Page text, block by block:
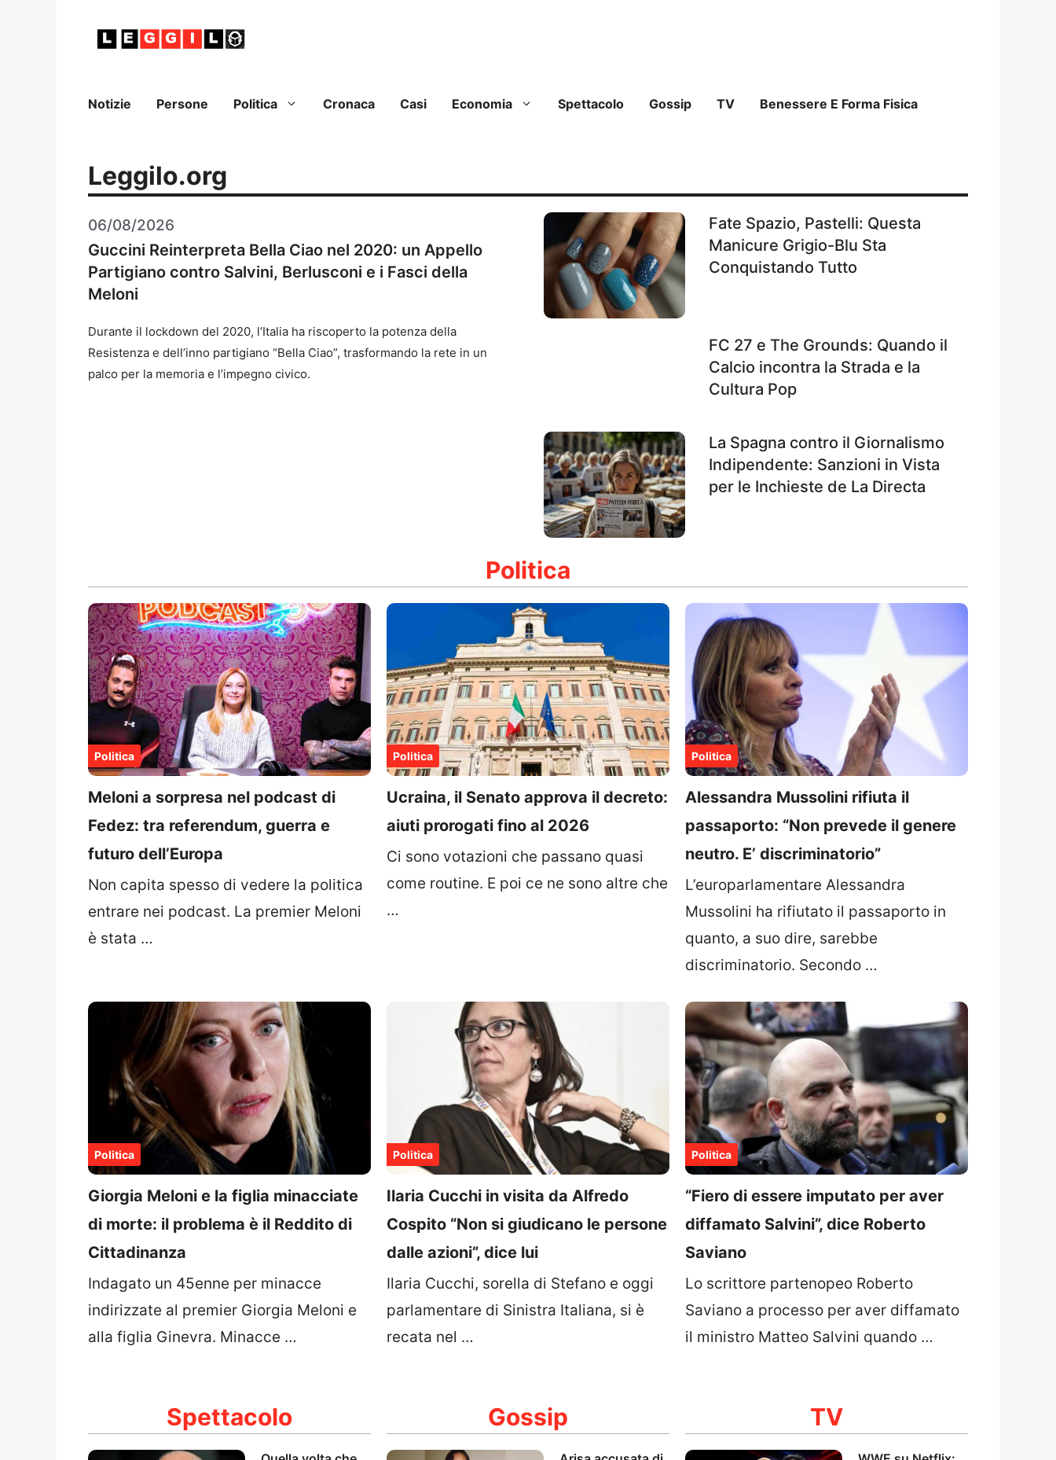
Notizie Persone Politica Cronaca Casi Economia Spettacolo Gossip TV Benessere E Forma Fisica
Leggilo.org
06/08/2026
Guccini Reinterpreta Bella Ciao nel 2020: un Appello
Partigiano contro Salvini, Berlusconi e i Fasci della
Meloni
Durante il lockdown del 2020, l’Italia ha riscoperto la potenza della
Resistenza e dell’inno partigiano “Bella Ciao”, trasformando la rete in un
palco per la memoria e l’impegno civico.
Fate Spazio, Pastelli: Questa
Manicure Grigio-Blu Sta
Conquistando Tutto
FC 27 e The Grounds: Quando il
Calcio incontra la Strada e la
Cultura Pop
La Spagna contro il Giornalismo
Indipendente: Sanzioni in Vista
per le Inchieste de La Directa
Politica
Politica
Meloni a sorpresa nel podcast di
Fedez: tra referendum, guerra e
futuro dell’Europa
Non capita spesso di vedere la politica
entrare nei podcast. La premier Meloni
è stata …
Politica
Ucraina, il Senato approva il decreto:
aiuti prorogati fino al 2026
Ci sono votazioni che passano quasi
come routine. E poi ce ne sono altre che
…
Politica
Alessandra Mussolini rifiuta il
passaporto: “Non prevede il genere
neutro. E’ discriminatorio”
L’europarlamentare Alessandra
Mussolini ha rifiutato il passaporto in
quanto, a suo dire, sarebbe
discriminatorio. Secondo …
Politica
Giorgia Meloni e la figlia minacciate
di morte: il problema è il Reddito di
Cittadinanza
Indagato un 45enne per minacce
indirizzate al premier Giorgia Meloni e
alla figlia Ginevra. Minacce …
Politica
Ilaria Cucchi in visita da Alfredo
Cospito “Non si giudicano le persone
dalle azioni”, dice lui
Ilaria Cucchi, sorella di Stefano e oggi
parlamentare di Sinistra Italiana, si è
recata nel …
Politica
“Fiero di essere imputato per aver
diffamato Salvini”, dice Roberto
Saviano
Lo scrittore partenopeo Roberto
Saviano a processo per aver diffamato
il ministro Matteo Salvini quando …
Spettacolo Gossip TV